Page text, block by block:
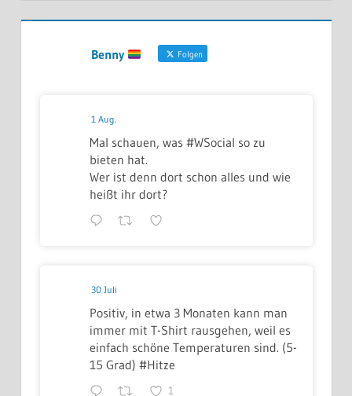
Benny Folgen
1 Aug.
Mal schauen, was #WSocial so zu
bieten hat.
Wer ist denn dort schon alles und wie
heißt ihr dort?
30 Juli
Positiv, in etwa 3 Monaten kann man
immer mit T-Shirt rausgehen, weil es
einfach schöne Temperaturen sind. (5-
15 Grad) #Hitze
1